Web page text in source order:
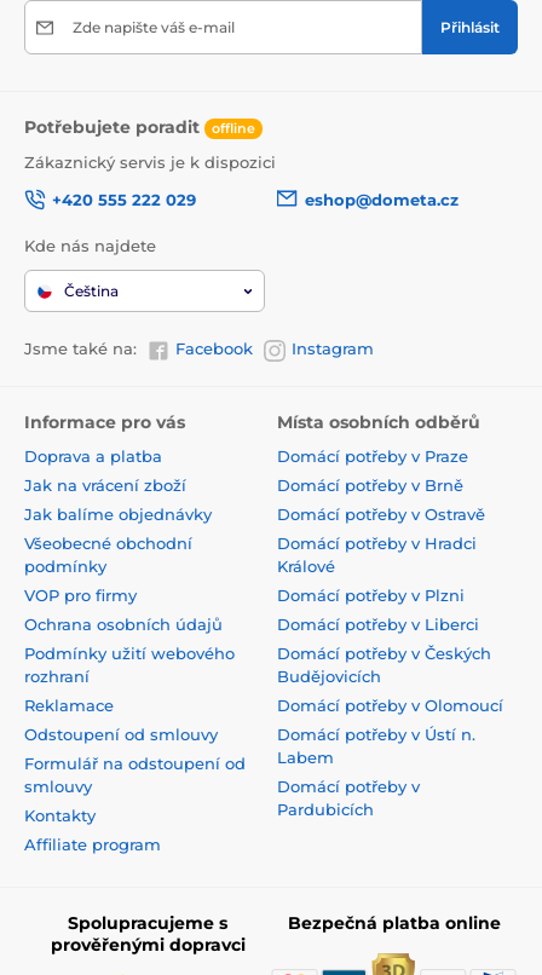
Zde napište váš e-mail Přihlásit
Potřebujete poradit offline
Zákaznický servis je k dispozici
+420 555 222 029
eshop@dometa.cz
Kde nás najdete
Čeština
Jsme také na: Facebook Instagram
Informace pro vás
Doprava a platba
Jak na vrácení zboží
Jak balíme objednávky
Všeobecné obchodní
podmínky
VOP pro firmy
Ochrana osobních údajů
Podmínky užití webového
rozhraní
Reklamace
Odstoupení od smlouvy
Formulář na odstoupení od
smlouvy
Kontakty
Affiliate program
Místa osobních odběrů
Domácí potřeby v Praze
Domácí potřeby v Brně
Domácí potřeby v Ostravě
Domácí potřeby v Hradci
Králové
Domácí potřeby v Plzni
Domácí potřeby v Liberci
Domácí potřeby v Českých
Budějovicích
Domácí potřeby v Olomoucí
Domácí potřeby v Ústí n.
Labem
Domácí potřeby v
Pardubicích
Spolupracujeme s
prověřenými dopravci
Bezpečná platba online